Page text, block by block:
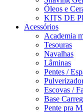
Óleos e
KITS DE
Acessórios
Academia
Tesouras
Navalhas
Lâminas
Pentes /
Escovas /
Base
Pente pra